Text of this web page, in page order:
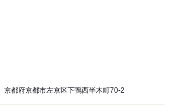
京都府京都市左京区下鴨西半木町70-2